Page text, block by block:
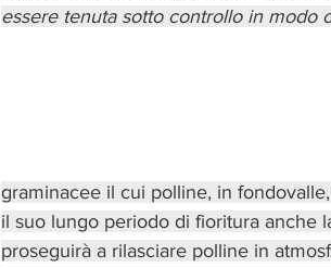
essere tenuta sotto controllo in modo
graminacee il cui polline, in
il suo lungo periodo di fioritura anche
proseguirà a rilasciare polline in